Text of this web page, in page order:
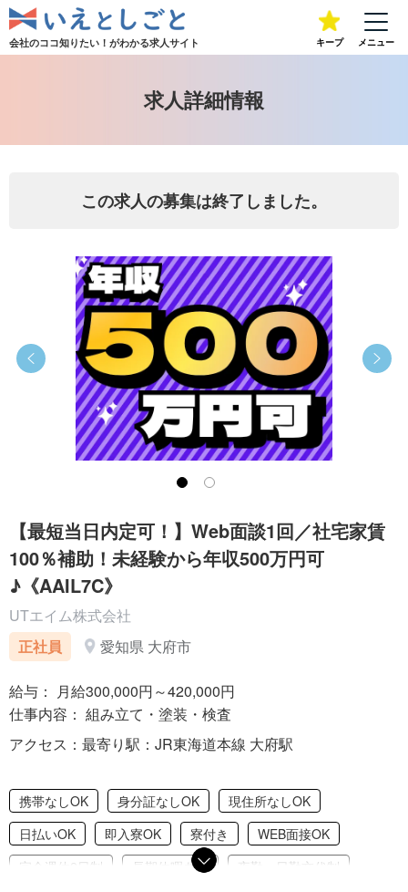
会社のココ知りたい！がわかる求人サイト キープ メニュー
求人詳細情報
この求人の募集は終了しました。
正社員 愛知県 大府市
【最短当日内定可！】Web面談1回／社宅家賃
100％補助！未経験から年収500万円可
♪《AAIL7C》
UTエイム株式会社
給与： 月給300,000円～420,000円
仕事内容： 組み立て・塗装・検査
アクセス：最寄り駅：JR東海道本線 大府駅
携帯なしOK 身分証なしOK
現住所なしOK
日払いOK
即入寮OK 寮付き
WEB面接OK
完全週休2日制
長期休暇あり
夜勤・日勤交代制